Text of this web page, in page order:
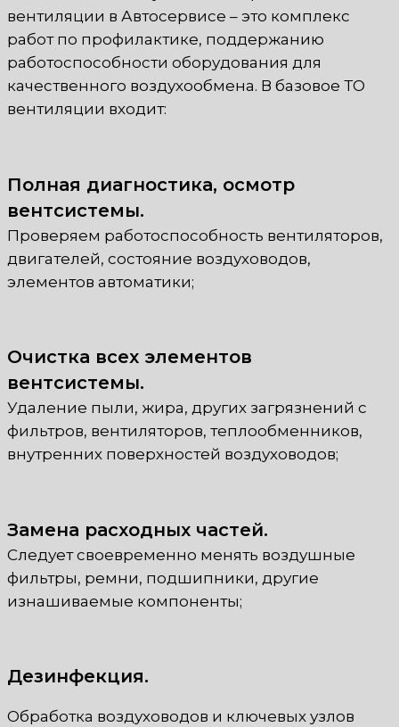
вентиляции в Автосервисе – это комплекс
работ по профилактике, поддержанию
работоспособности оборудования для
качественного воздухообмена. В базовое ТО
вентиляции входит:
Полная диагностика, осмотр
вентсистемы.
Проверяем работоспособность вентиляторов,
двигателей, состояние воздуховодов,
элементов автоматики;
Очистка всех элементов
вентсистемы.
Удаление пыли, жира, других загрязнений с
фильтров, вентиляторов, теплообменников,
внутренних поверхностей воздуховодов;
Замена расходных частей.
Следует своевременно менять воздушные
фильтры, ремни, подшипники, другие
изнашиваемые компоненты;
Дезинфекция.
Обработка воздуховодов и ключевых узлов